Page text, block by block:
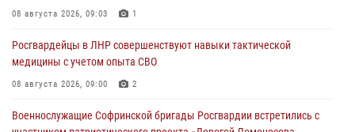
08 августа 2026, 09:03 1
Росгвардейцы в ЛНР совершенствуют навыки тактической
медицины с учетом опыта СВО
08 августа 2026, 09:00 2
Военнослужащие Софринской бригады Росгвардии встретились с